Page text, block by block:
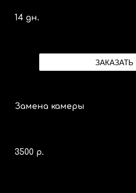
14 дн.
ЗАКАЗАТЬ
Замена камеры
3500 р.